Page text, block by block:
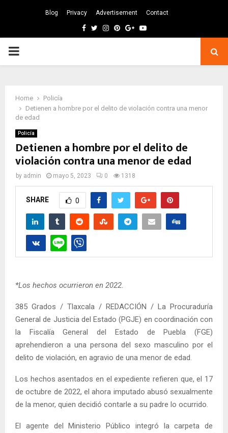
Blog Privacy Advertisement Contact
Facebook
TwitterInstagram
Pinterest
GoogleYoutube
PRIMARY
Home
Policía
Detienen a hombre por el delito de violación contra una menor
de edad
Policía
Detienen a hombre por el delito de
violación contra una menor de edad
by admin mayo 5, 2023 0 1318
SHARE 0
*Los hechos ocurrieron en 2022.
385 Grados / Tlaxcala / REDACCIÓN / La Procuraduría
General de Justicia del Estado (PGJE) en coordinación con
la Fiscalía General del Estado de Puebla (FGE)
aprehendieron a una persona del sexo masculino por el
delito de violación, en agravio de una menor de edad.
Los hechos asentados en el expediente refieren que, el 17
de octubre de 2022, el ahora imputado abusó sexualmente
de la menor, quien decidió contarle a su padre lo ocurrido.
El agente del Ministerio Público integró la carpeta de